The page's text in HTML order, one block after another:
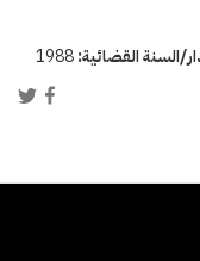
السنة القضائية:1988